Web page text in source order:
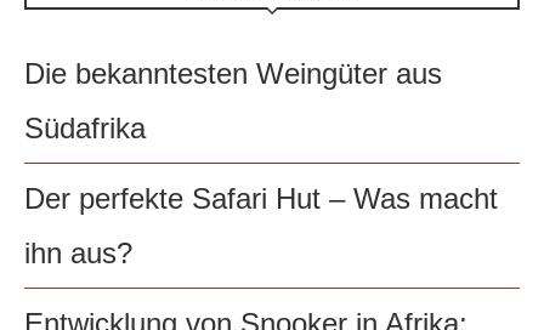
Die bekanntesten Weingüter aus
Südafrika
Der perfekte Safari Hut – Was macht
ihn aus?